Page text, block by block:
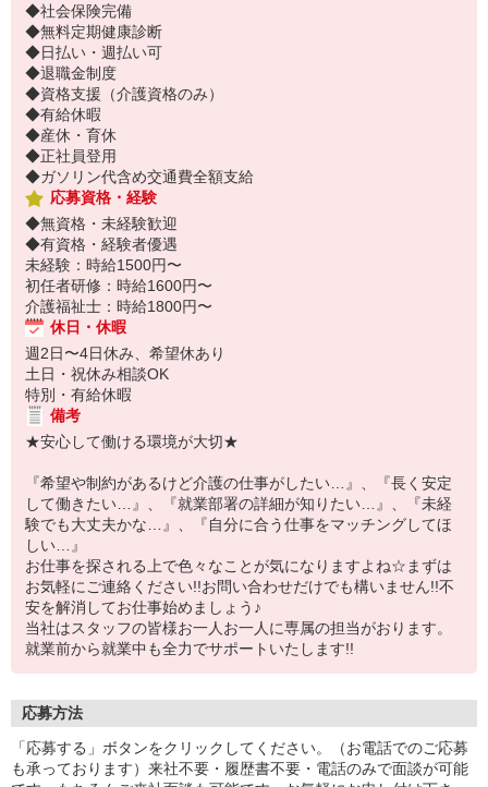
◆社会保険完備
◆無料定期健康診断
◆日払い・週払い可
◆退職金制度
◆資格支援（介護資格のみ）
◆有給休暇
◆産休・育休
◆正社員登用
◆ガソリン代含め交通費全額支給
応募資格・経験
◆無資格・未経験歓迎
◆有資格・経験者優遇
未経験：時給1500円〜
初任者研修：時給1600円〜
介護福祉士：時給1800円〜
休日・休暇
週2日〜4日休み、希望休あり
土日・祝休み相談OK
特別・有給休暇
備考
★安心して働ける環境が大切★
『希望や制約があるけど介護の仕事がしたい…』、『長く安定
して働きたい…』、『就業部署の詳細が知りたい…』、『未経
験でも大丈夫かな…』、『自分に合う仕事をマッチングしてほ
しい…』
お仕事を探される上で色々なことが気になりますよね☆まずは
お気軽にご連絡ください!!お問い合わせだけでも構いません!!不
安を解消してお仕事始めましょう♪
当社はスタッフの皆様お一人お一人に専属の担当がおります。
就業前から就業中も全力でサポートいたします!!
応募方法
「応募する」ボタンをクリックしてください。（お電話でのご応募
も承っております）来社不要・履歴書不要・電話のみで面談が可能